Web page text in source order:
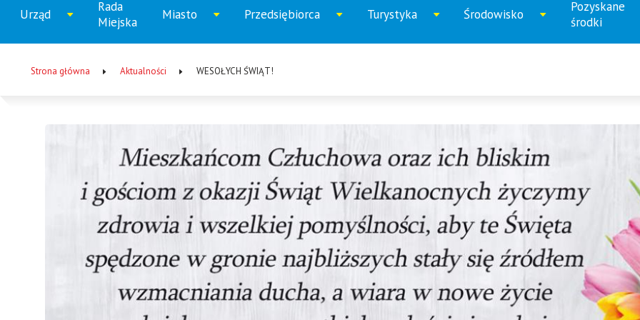
Menu
główne
Rozwiń
Urząd
Rada
Miejska
Rozwiń
Miasto
Rozwiń
Przedsiębiorca
Rozwiń
Turystyka
Rozwiń
Środowisko
Pozyskane
środki
Strona główna Aktualności WESOŁYCH ŚWIĄT!